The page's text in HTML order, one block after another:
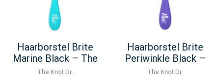
Haarborstel Brite
Marine Black – The
Knot Dr.
The Knot Dr.
Haarborstel Brite
Periwinkle Black –
The Knot Dr.
The Knot Dr.